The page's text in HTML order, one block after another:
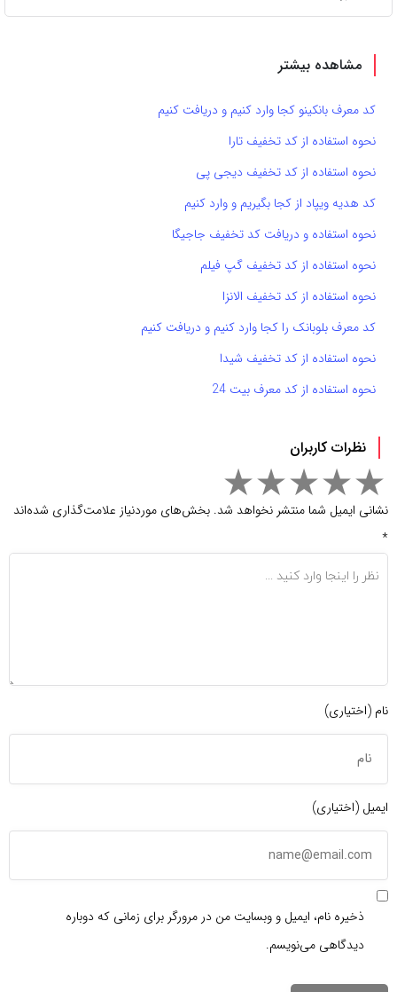
مشاهده بیشتر
کد معرف بانکینو کجا وارد کنیم و دریافت کنیم
نحوه استفاده از کد تخفیف تارا
نحوه استفاده از کد تخفیف دیجی پی
کد هدیه ویپاد از کجا بگیریم و وارد کنیم
نحوه استفاده و دریافت کد تخفیف جاجیگا
نحوه استفاده از کد تخفیف گپ فیلم
نحوه استفاده از کد تخفیف الانزا
کد معرف بلوبانک را کجا وارد کنیم و دریافت کنیم
نحوه استفاده از کد تخفیف شیدا
نحوه استفاده از کد معرف بیت 24
نظرات کاربران
نشانی ایمیل شما منتشر نخواهد شد. بخش‌های موردنیاز علامت‌گذاری شده‌اند
*
نام (اختیاری)
ایمیل (اختیاری)
ذخیره نام، ایمیل و وبسایت من در مرورگر برای زمانی که دوباره
دیدگاهی می‌نویسم.